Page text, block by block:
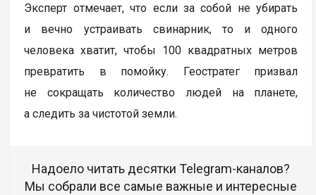
Эксперт отмечает, что если за собой не убирать
и вечно устраивать свинарник, то и одного
человека хватит, чтобы 100 квадратных метров
превратить в помойку. Геостратег призвал
не сокращать количество людей на планете,
а следить за чистотой земли.
Надоело читать десятки Telegram-каналов?
Мы собрали все самые важные и интересные